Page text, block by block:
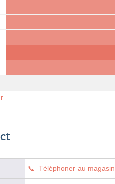
Téléphoner au magasin